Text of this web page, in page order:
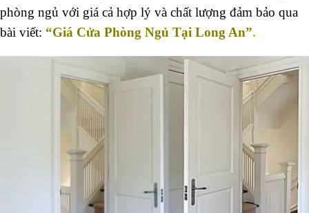
phòng ngủ với giá cả hợp lý và chất lượng đảm bảo qua
bài viết: “Giá Cửa Phòng Ngủ Tại Long An”.